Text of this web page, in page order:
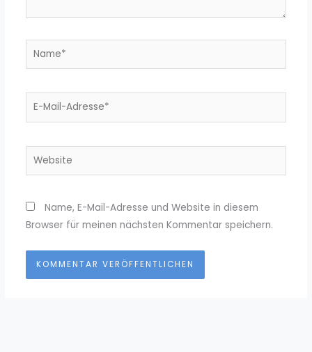
Name*
E-
Website
Name, E-Mail-Adresse und Website in diesem
Browser für meinen nächsten Kommentar speichern.